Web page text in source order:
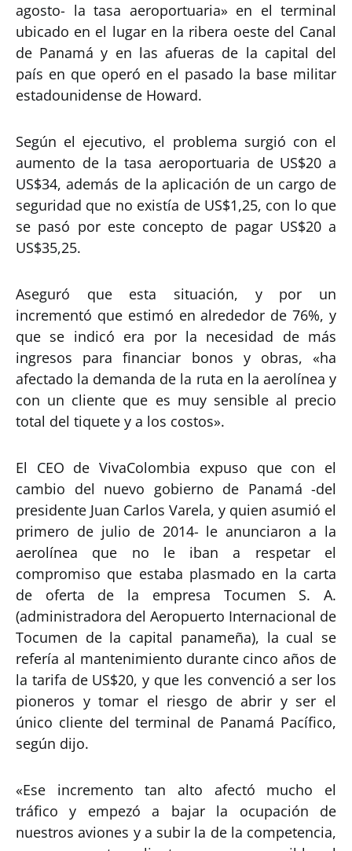
agosto- la tasa aeroportuaria» en el terminal
ubicado en el lugar en la ribera oeste del Canal
de Panamá y en las afueras de la capital del
país en que operó en el pasado la base militar
estadounidense de Howard.
Según el ejecutivo, el problema surgió con el
aumento de la tasa aeroportuaria de US$20 a
US$34, además de la aplicación de un cargo de
seguridad que no existía de US$1,25, con lo que
se pasó por este concepto de pagar US$20 a
US$35,25.
Aseguró que esta situación, y por un
incrementó que estimó en alrededor de 76%, y
que se indicó era por la necesidad de más
ingresos para financiar bonos y obras, «ha
afectado la demanda de la ruta en la aerolínea y
con un cliente que es muy sensible al precio
total del tiquete y a los costos».
El CEO de VivaColombia expuso que con el
cambio del nuevo gobierno de Panamá -del
presidente Juan Carlos Varela, y quien asumió el
primero de julio de 2014- le anunciaron a la
aerolínea que no le iban a respetar el
compromiso que estaba plasmado en la carta
de oferta de la empresa Tocumen S. A.
(administradora del Aeropuerto Internacional de
Tocumen de la capital panameña), la cual se
refería al mantenimiento durante cinco años de
la tarifa de US$20, y que les convenció a ser los
pioneros y tomar el riesgo de abrir y ser el
único cliente del terminal de Panamá Pacífico,
según dijo.
«Ese incremento tan alto afectó mucho el
tráfico y empezó a bajar la ocupación de
nuestros aviones y a subir la de la competencia,